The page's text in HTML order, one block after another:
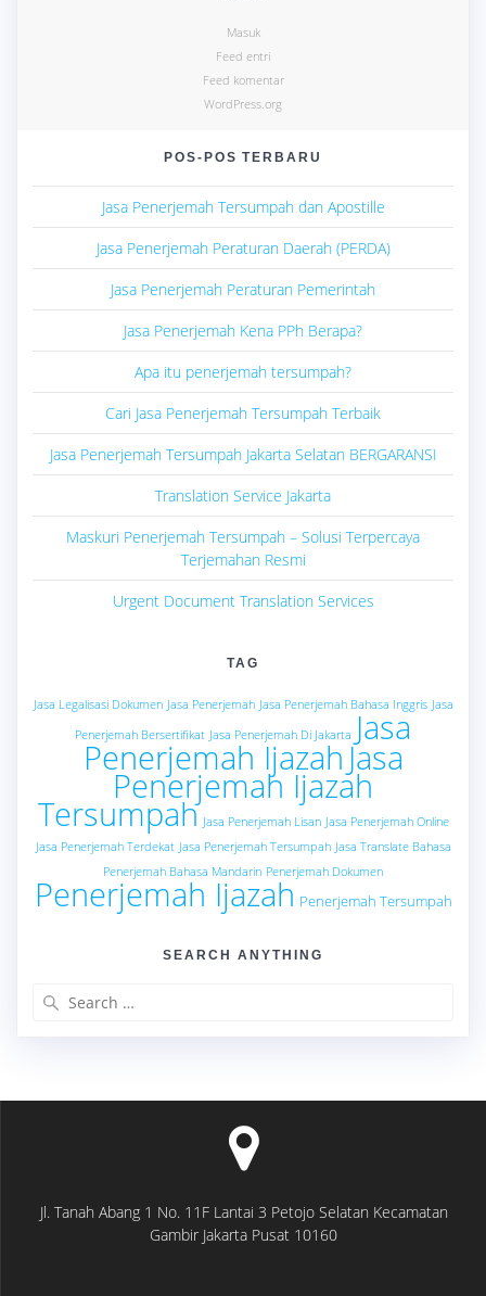
Masuk
Feed entri
Feed komentar
WordPress.org
POS-POS TERBARU
Jasa Penerjemah Tersumpah dan Apostille
Jasa Penerjemah Peraturan Daerah (PERDA)
Jasa Penerjemah Peraturan Pemerintah
Jasa Penerjemah Kena PPh Berapa?
Apa itu penerjemah tersumpah?
Cari Jasa Penerjemah Tersumpah Terbaik
Jasa Penerjemah Tersumpah Jakarta Selatan BERGARANSI
Translation Service Jakarta
Maskuri Penerjemah Tersumpah – Solusi Terpercaya
Terjemahan Resmi
Urgent Document Translation Services
TAG
Jasa Legalisasi Dokumen Jasa Penerjemah Jasa Penerjemah Bahasa Inggris Jasa
Penerjemah Bersertifikat Jasa Penerjemah Di Jakarta Jasa
Penerjemah Ijazah Jasa
Penerjemah Ijazah
Tersumpah Jasa Penerjemah Lisan Jasa Penerjemah Online
Jasa Penerjemah Terdekat Jasa Penerjemah Tersumpah Jasa Translate Bahasa
Penerjemah Bahasa Mandarin Penerjemah Dokumen
Penerjemah Ijazah Penerjemah Tersumpah
SEARCH ANYTHING
Jl. Tanah Abang 1 No. 11F Lantai 3 Petojo Selatan Kecamatan
Gambir Jakarta Pusat 10160